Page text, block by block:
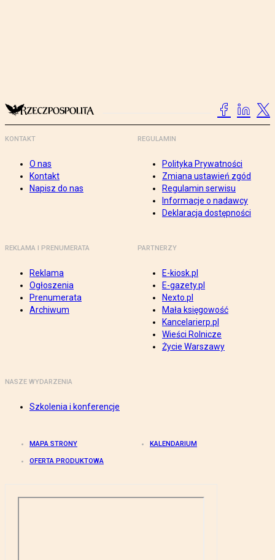
KONTAKT
O nas
Kontakt
Napisz do nas
REGULAMIN
Polityka Prywatności
Zmiana ustawień zgód
Regulamin serwisu
Informacje o nadawcy
Deklaracja dostępności
REKLAMA I PRENUMERATA
Reklama
Ogłoszenia
Prenumerata
Archiwum
PARTNERZY
E-kiosk.pl
E-gazety.pl
Nexto.pl
Mała księgowość
Kancelarierp.pl
Wieści Rolnicze
Życie Warszawy
NASZE WYDARZENIA
Szkolenia i konferencje
MAPA STRONY KALENDARIUM
OFERTA PRODUKTOWA